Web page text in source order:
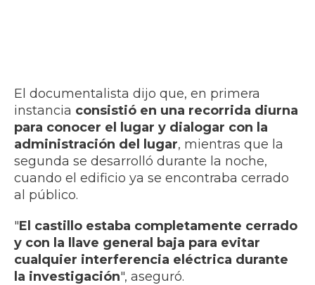
El documentalista dijo que, en primera
instancia consistió en una recorrida diurna
para conocer el lugar y dialogar con la
administración del lugar, mientras que la
segunda se desarrolló durante la noche,
cuando el edificio ya se encontraba cerrado
al público.
"El castillo estaba completamente cerrado
y con la llave general baja para evitar
cualquier interferencia eléctrica durante
la investigación", aseguró.